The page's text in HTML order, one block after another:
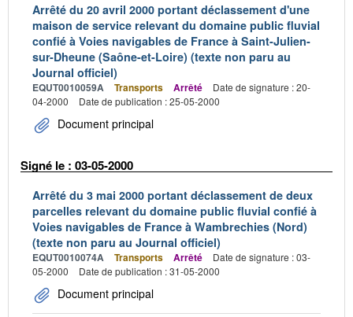
Arrêté du 20 avril 2000 portant déclassement d'une
maison de service relevant du domaine public fluvial
confié à Voies navigables de France à Saint-Julien-
sur-Dheune (Saône-et-Loire) (texte non paru au
Journal officiel)
EQUT0010059A Transports Arrêté
Date de signature : 20-
04-2000
Date de publication : 25-05-2000
Document principal
Signé le : 03-05-2000
Arrêté du 3 mai 2000 portant déclassement de deux
parcelles relevant du domaine public fluvial confié à
Voies navigables de France à Wambrechies (Nord)
(texte non paru au Journal officiel)
EQUT0010074A Transports Arrêté
Date de signature : 03-
05-2000
Date de publication : 31-05-2000
Document principal